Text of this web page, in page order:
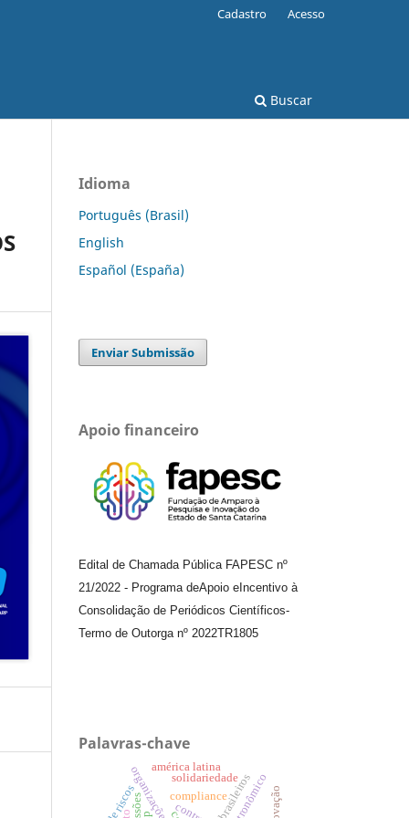
Buscar
Cadastro Acesso
Idioma
Português (Brasil)
English
Español (España)
Enviar Submissão
Apoio financeiro
Edital de Chamada Pública FAPESC nº
21/2022 - Programa deApoio e Incentivo à
Consolidação de Periódicos Científicos-
Termo de Outorga nº 2022TR1805
Palavras-chave
compliance
solidariedade
américa latina